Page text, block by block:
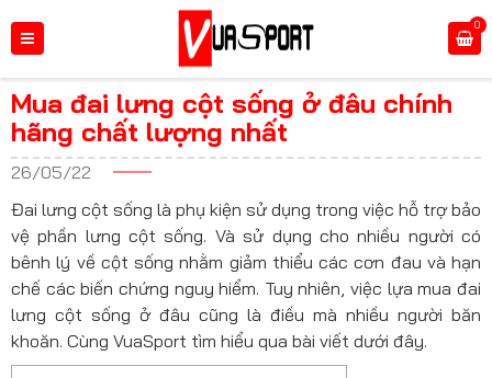
0
Mua đai lưng cột sống ở đâu chính
hãng chất lượng nhất
26/05/22
Đai lưng cột sống là phụ kiện sử dụng trong việc hỗ trợ bảo
vệ phần lưng cột sống. Và sử dụng cho nhiều người có
bênh lý về cột sống nhằm giảm thiểu các cơn đau và hạn
chế các biến chứng nguy hiểm. Tuy nhiên, việc lựa mua đai
lưng cột sống ở đâu cũng là điều mà nhiều người băn
khoăn. Cùng VuaSport tìm hiểu qua bài viết dưới đây.